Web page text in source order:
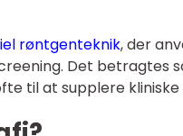
røntgenteknik, der
Det betragtes
til at supplere kliniske